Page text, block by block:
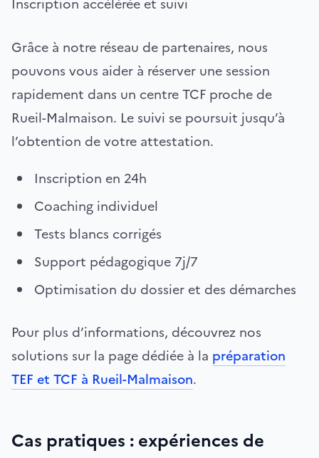
Inscription accélérée et suivi
Grâce à notre réseau de partenaires, nous
pouvons vous aider à réserver une session
rapidement dans un centre TCF proche de
Rueil-Malmaison. Le suivi se poursuit jusqu’à
l’obtention de votre attestation.
Inscription en 24h
Coaching individuel
Tests blancs corrigés
Support pédagogique 7j/7
Optimisation du dossier et des démarches
Pour plus d’informations, découvrez nos
solutions sur la page dédiée à la préparation
TEF et TCF à Rueil-Malmaison.
Cas pratiques : expériences de